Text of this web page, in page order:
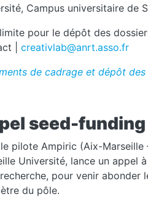
Campus universitaire de
pour le dépôt des
|
creativlab@anrt.asso.fr
de cadrage et dépôt des
seed-funding
pilote Ampiric (Aix-Marseille
Université, lance un appel
pour venir abonder
du pôle.